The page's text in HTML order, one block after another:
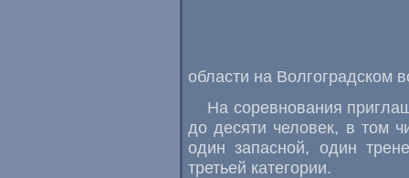
области на Волгоградском
На соревнования
до десяти человек, в том
один запасной, один
третьей категории.